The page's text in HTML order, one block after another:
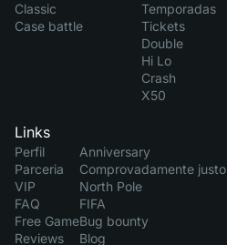
Classic
Case battle
Temporadas
Tickets
Double
Hi Lo
Crash
X50
Links
Perfil
Parceria
VIP
FAQ
Free Game
Reviews
Anniversary
Comprovadamente justo
North Pole
FIFA
Bug bounty
Blog